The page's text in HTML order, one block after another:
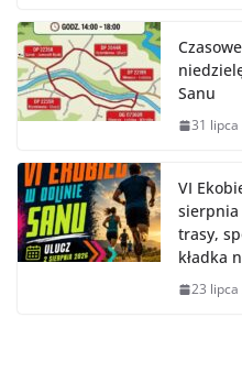
Sanu
31
VI
sierpnia
trasy,
kładka
23